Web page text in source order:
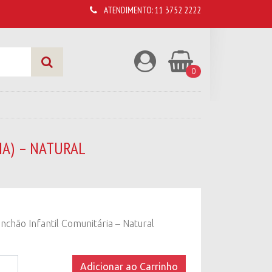
ATENDIMENTO:11 3752 2222
0
– NATURAL
Infantil Comunitária – Natural
Adicionar ao Carrinho